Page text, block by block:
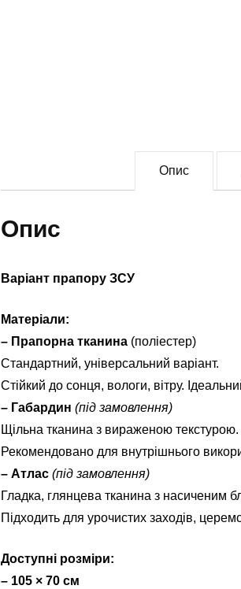
Опис
Опис
Варіант прапору ЗСУ
Матеріали:
– Прапорна тканина (поліестер)
Стандартний, універсальний варіант.
Стійкий до сонця, вологи, вітру.
– Габардин (під замовлення)
Щільна тканина з вираженою текстурою.
Рекомендовано для внутрішнього
– Атлас (під замовлення)
Гладка, глянцева тканина з насиченим
Підходить для урочистих заходів,
Доступні розміри:
– 105 × 70 см